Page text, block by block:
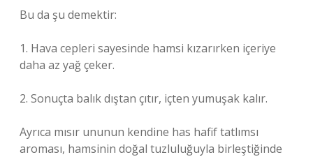
Bu da şu demektir:
1. Hava cepleri sayesinde hamsi kızarırken içeriye
daha az yağ çeker.
2. Sonuçta balık dıştan çıtır, içten yumuşak kalır.
Ayrıca mısır ununun kendine has hafif tatlımsı
aroması, hamsinin doğal tuzluluğuyla birleştiğinde